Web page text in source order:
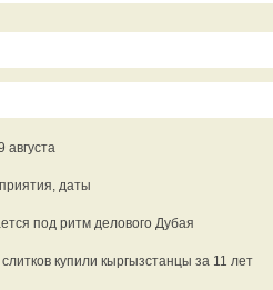
августа
даты
под ритм делового Дубая
купили кыргызстанцы за 11 лет